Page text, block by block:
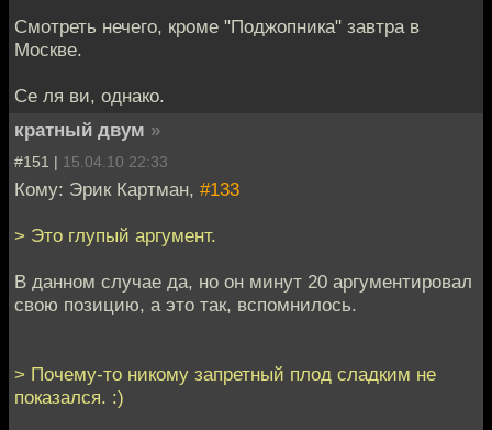
Смотреть нечего, кроме "Поджопника" завтра в
Москве.
Се ля ви, однако.
кратный двум »
#151 | 15.04.10 22:33
Кому: Эрик Картман, #133
> Это глупый аргумент.
В данном случае да, но он минут 20 аргументировал
свою позицию, а это так, вспомнилось.
> Почему-то никому запретный плод сладким не
показался. :)